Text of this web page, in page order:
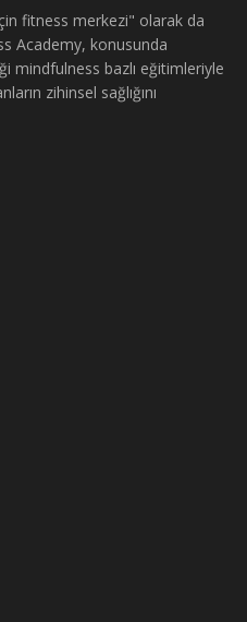
fitness merkezi" olarak da
Academy, konusunda
mindfulness bazlı eğitimleriyle
zihinsel sağlığını